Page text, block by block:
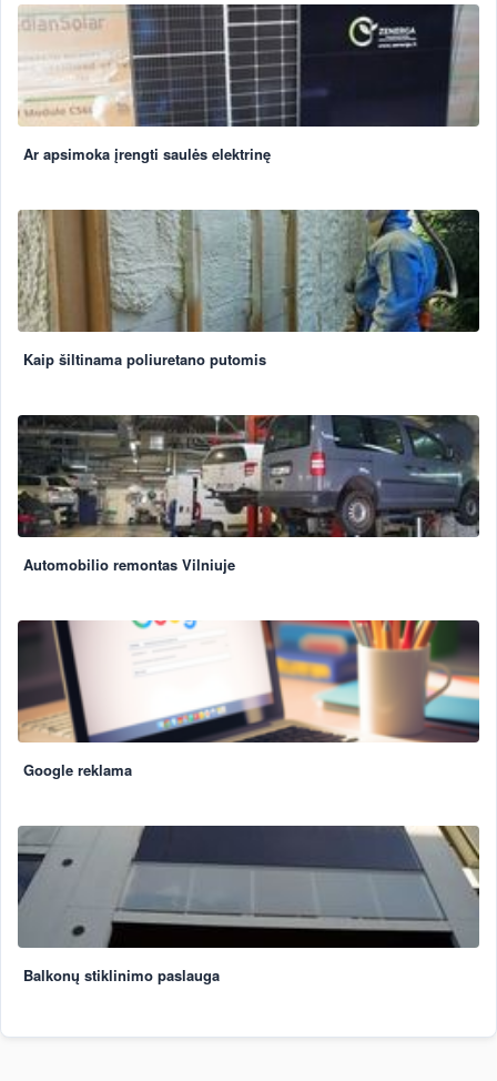
Ar apsimoka įrengti saulės elektrinę
Kaip šiltinama poliuretano putomis
Automobilio remontas Vilniuje
Google reklama
Balkonų stiklinimo paslauga